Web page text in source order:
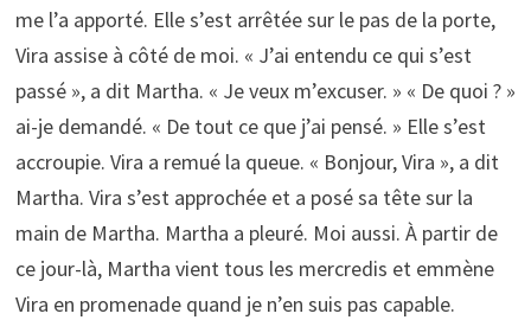
me l’a apporté. Elle s’est arrêtée sur le pas de la porte,
Vira assise à côté de moi. « J’ai entendu ce qui s’est
passé », a dit Martha. « Je veux m’excuser. » « De quoi ? »
ai-je demandé. « De tout ce que j’ai pensé. » Elle s’est
accroupie. Vira a remué la queue. « Bonjour, Vira », a dit
Martha. Vira s’est approchée et a posé sa tête sur la
main de Martha. Martha a pleuré. Moi aussi. À partir de
ce jour-là, Martha vient tous les mercredis et emmène
Vira en promenade quand je n’en suis pas capable.